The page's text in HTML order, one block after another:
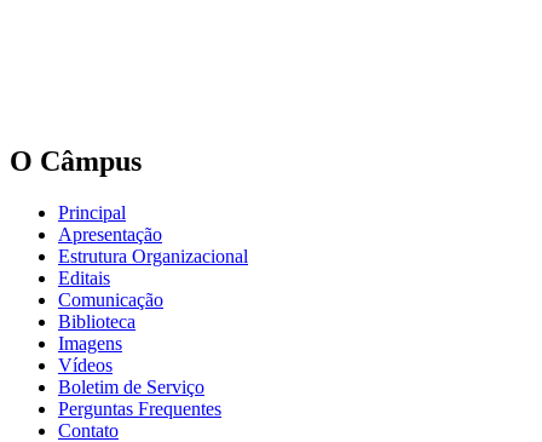
O Câmpus
Principal
Apresentação
Estrutura Organizacional
Editais
Comunicação
Biblioteca
Imagens
Vídeos
Boletim de Serviço
Perguntas Frequentes
Contato